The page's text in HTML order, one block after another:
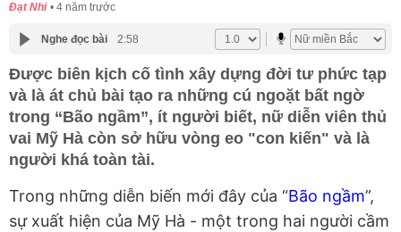
Đạt Nhi 4 năm trước
Nghe đọc bài 2:58
Được biên kịch cố tình xây dựng đời tư phức tạp
và là át chủ bài tạo ra những cú ngoặt bất ngờ
trong “Bão ngầm”, ít người biết, nữ diễn viên thủ
vai Mỹ Hà còn sở hữu vòng eo "con kiến" và là
người khá toàn tài.
Trong những diễn biến mới đây của “Bão ngầm”,
sự xuất hiện của Mỹ Hà - một trong hai người cầm